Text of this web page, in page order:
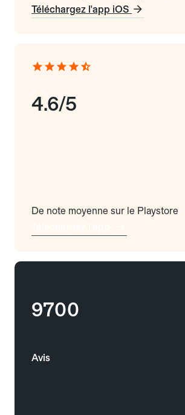
Téléchargez l'app iOS
4.6/5
De note moyenne sur le Playstore
9700
Avis